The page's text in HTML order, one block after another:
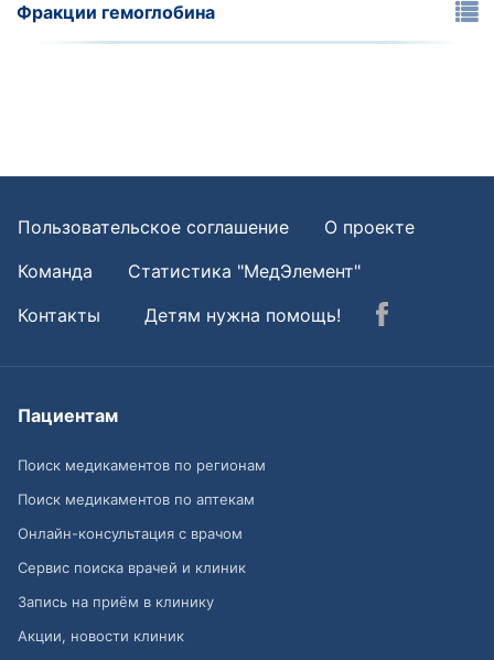
Фракции гемоглобина
Пользовательское соглашение
О проекте
Команда
Статистика "МедЭлемент"
Контакты
Детям нужна помощь!
Пациентам
Поиск медикаментов по регионам
Поиск медикаментов по аптекам
Онлайн-консультация с врачом
Сервис поиска врачей и клиник
Запись на приём в клинику
Акции, новости клиник